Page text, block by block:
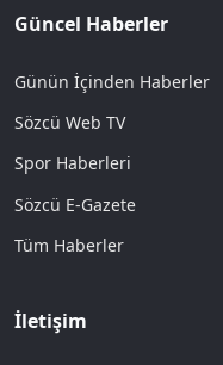
Güncel Haberler
Günün İçinden Haberler
Sözcü Web TV
Spor Haberleri
Sözcü E-Gazete
Tüm Haberler
İletişim